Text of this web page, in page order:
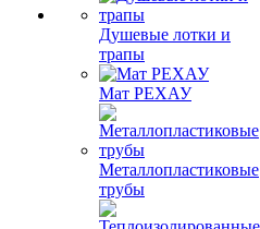
Душевые лотки и
трапы
Мат РЕХАУ
Металлопластиковые
трубы